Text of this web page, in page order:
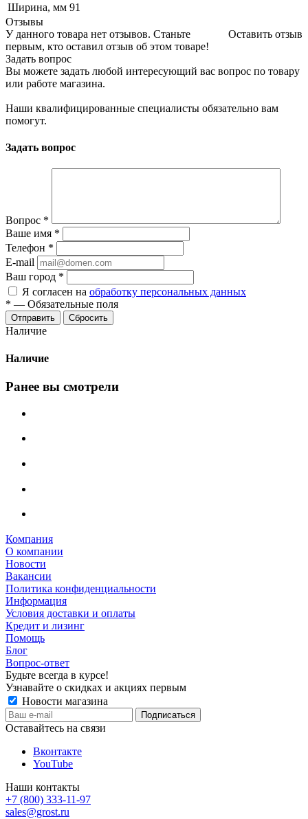
Ширина, мм 91
Отзывы
Оставить отзыв
У данного товара нет отзывов. Станьте
первым, кто оставил отзыв об этом товаре!
Задать вопрос
Вы можете задать любой интересующий вас вопрос по товару
или работе магазина.
Наши квалифицированные специалисты обязательно вам
помогут.
Задать вопрос
Вопрос *
Ваше имя *
Телефон *
E-mail
Ваш город *
Я согласен на обработку персональных данных
* — Обязательные поля
Сбросить
Наличие
Наличие
Ранее вы смотрели
Компания
О компании
Новости
Вакансии
Политика конфиденциальности
Информация
Условия доставки и оплаты
Кредит и лизинг
Помощь
Блог
Вопрос-ответ
Будьте всегда в курсе!
Узнавайте о скидках и акциях первым
Новости магазина
Оставайтесь на связи
Вконтакте
YouTube
Наши контакты
+7 (800) 333-11-97
sales@grost.ru